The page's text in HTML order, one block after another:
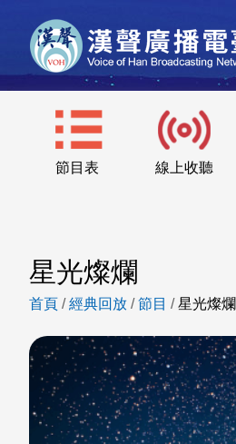
節目表 線上收聽
星光燦爛
首頁 /經典回放 /節目 /星光燦爛